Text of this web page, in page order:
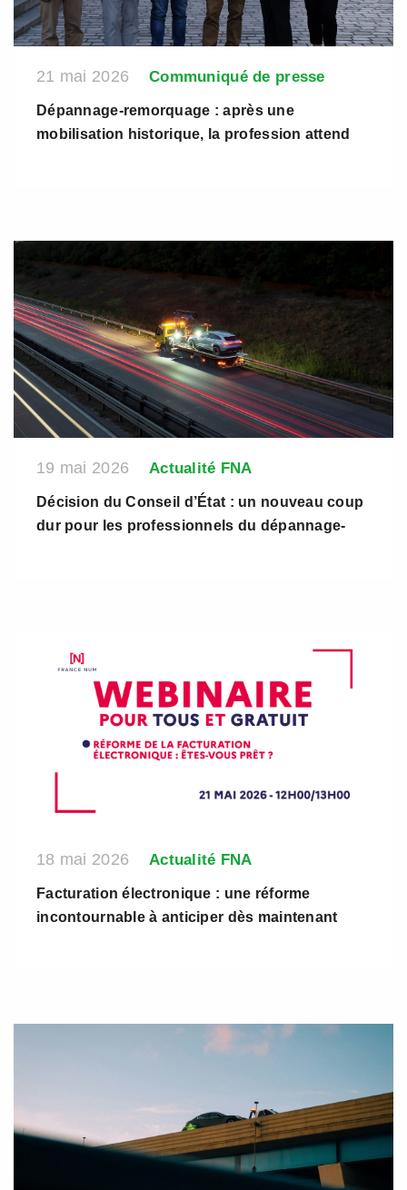
21 mai 2026 Communiqué de presse
Dépannage-remorquage : après une
mobilisation historique, la profession attend
19 mai 2026 Actualité FNA
Décision du Conseil d’État : un nouveau coup
dur pour les professionnels du dépannage-
18 mai 2026 Actualité FNA
Facturation électronique : une réforme
incontournable à anticiper dès maintenant